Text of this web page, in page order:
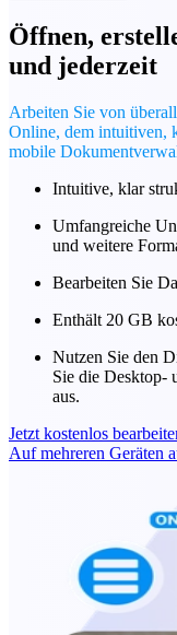
Öffnen,
und jederzeit
Arbeiten Sie von
Online, dem intuitiven,
mobile
Intuitive, klar
Umfangreiche
und weitere
Bearbeiten Sie
Enthält 20 GB
Nutzen Sie den
Sie die Desktop-
aus.
Jetzt kostenlos
Auf mehreren Geräten